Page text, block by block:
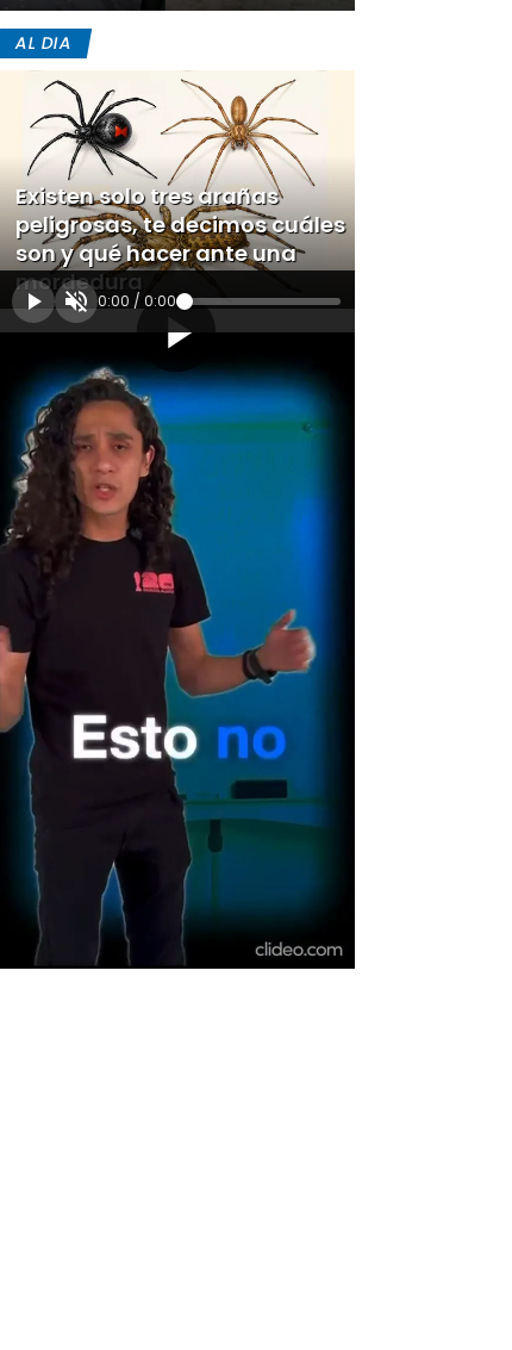
AL DIA
Existen solo tres arañas
peligrosas, te decimos cuáles
son y qué hacer ante una
mordedura
0:00 / 0:00
[Publicidad]